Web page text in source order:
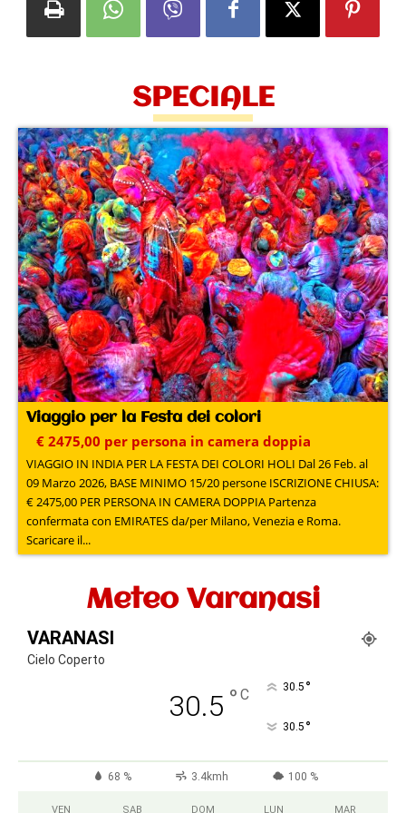
SPECIALE
Viaggio per la Festa dei colori
€ 2475,00 per persona in camera doppia
VIAGGIO IN INDIA PER LA FESTA DEI COLORI HOLI Dal 26 Feb. al
09 Marzo 2026, BASE MINIMO 15/20 persone ISCRIZIONE CHIUSA:
€ 2475,00 PER PERSONA IN CAMERA DOPPIA Partenza
confermata con EMIRATES da/per Milano, Venezia e Roma.
Scaricare il...
Meteo Varanasi
VARANASI
Cielo Coperto
30.5 ° C 30.5 °
30.5 °
68 % 3.4kmh 100 %
VEN SAB DOM LUN MAR